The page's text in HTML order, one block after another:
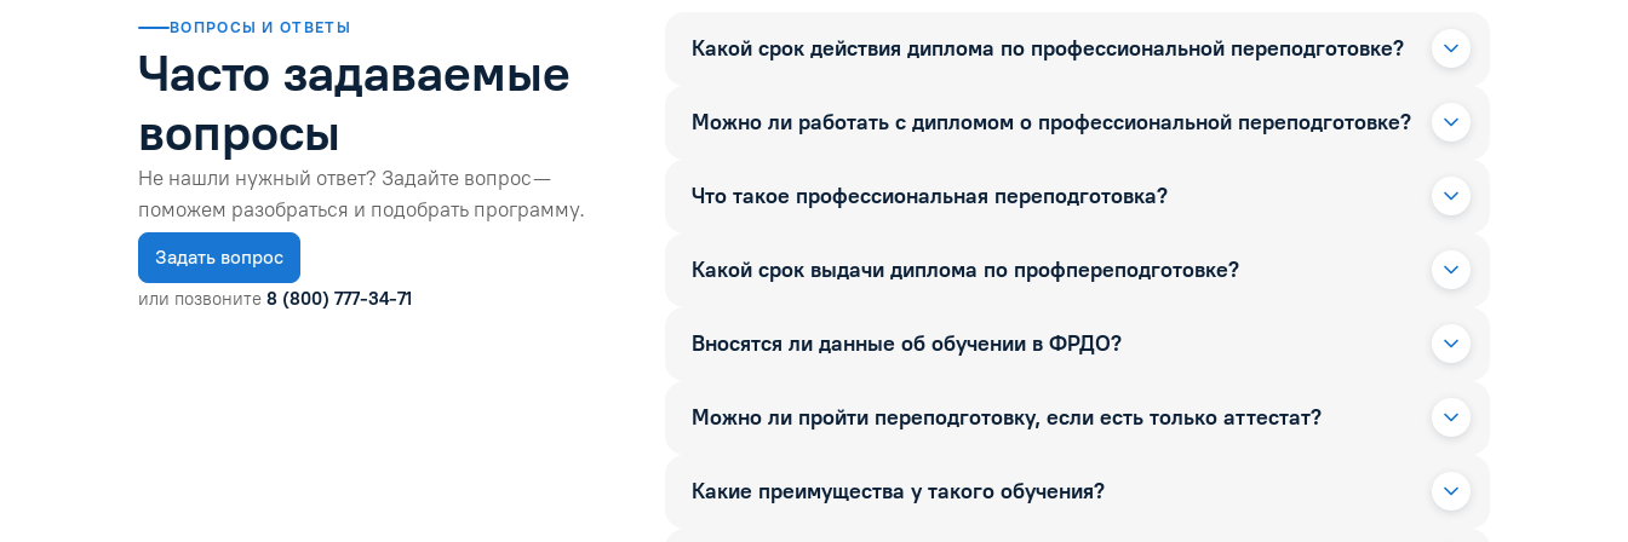
ВОПРОСЫ И ОТВЕТЫ
Часто задаваемые
вопросы
Не нашли нужный ответ? Задайте вопрос —
поможем разобраться и подобрать программу.
Задать вопрос
или позвоните 8 (800) 777-34-71
Какой срок действия диплома по профессиональной переподготовке?
Можно ли работать с дипломом о профессиональной переподготовке?
Что такое профессиональная переподготовка?
Какой срок выдачи диплома по профпереподготовке?
Вносятся ли данные об обучении в ФРДО?
Можно ли пройти переподготовку, если есть только аттестат?
Какие преимущества у такого обучения?